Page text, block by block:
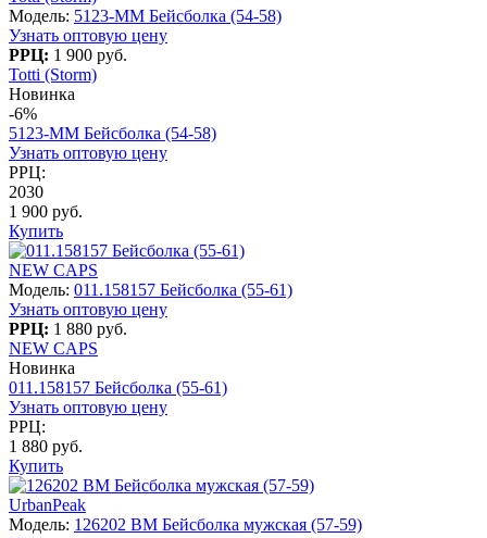
Модель: 5123-MM Бейсболка (54-58)
Узнать оптовую цену
РРЦ: 1 900 руб.
Totti (Storm)
Новинка
-6%
5123-MM Бейсболка (54-58)
Узнать оптовую цену
РРЦ:
2030
1 900 руб.
Купить
NEW CAPS
Модель: 011.158157 Бейсболка (55-61)
Узнать оптовую цену
РРЦ: 1 880 руб.
NEW CAPS
Новинка
011.158157 Бейсболка (55-61)
Узнать оптовую цену
РРЦ:
1 880 руб.
Купить
UrbanPeak
Модель: 126202 BM Бейсболка мужская (57-59)